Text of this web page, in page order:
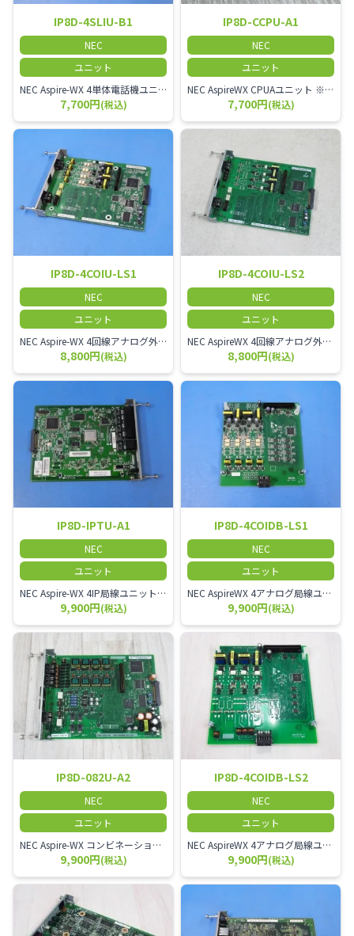
IP8D-4SLIU-B1
NEC
ユニット
NEC Aspire-WX 4単体電話機ユニット
7,700円(税込)
IP8D-CCPU-A1
NEC
ユニット
NEC AspireWX CPUAユニット ※ライセンスなし
7,700円(税込)
IP8D-4COIU-LS1
NEC
ユニット
NEC Aspire-WX 4回線アナログ外線ユニット
8,800円(税込)
IP8D-4COIU-LS2
NEC
ユニット
NEC AspireWX 4回線アナログ外線ユニット
8,800円(税込)
IP8D-IPTU-A1
NEC
ユニット
NEC Aspire-WX 4IP局線ユニット(ひかり電話オフィス)
9,900円(税込)
IP8D-4COIDB-LS1
NEC
ユニット
NEC AspireWX 4アナログ局線ユニット(増設)
9,900円(税込)
IP8D-082U-A2
NEC
ユニット
NEC Aspire-WX コンビネーションユニット
9,900円(税込)
IP8D-4COIDB-LS2
NEC
ユニット
NEC AspireWX 4アナログ局線ユニット(増設)
9,900円(税込)